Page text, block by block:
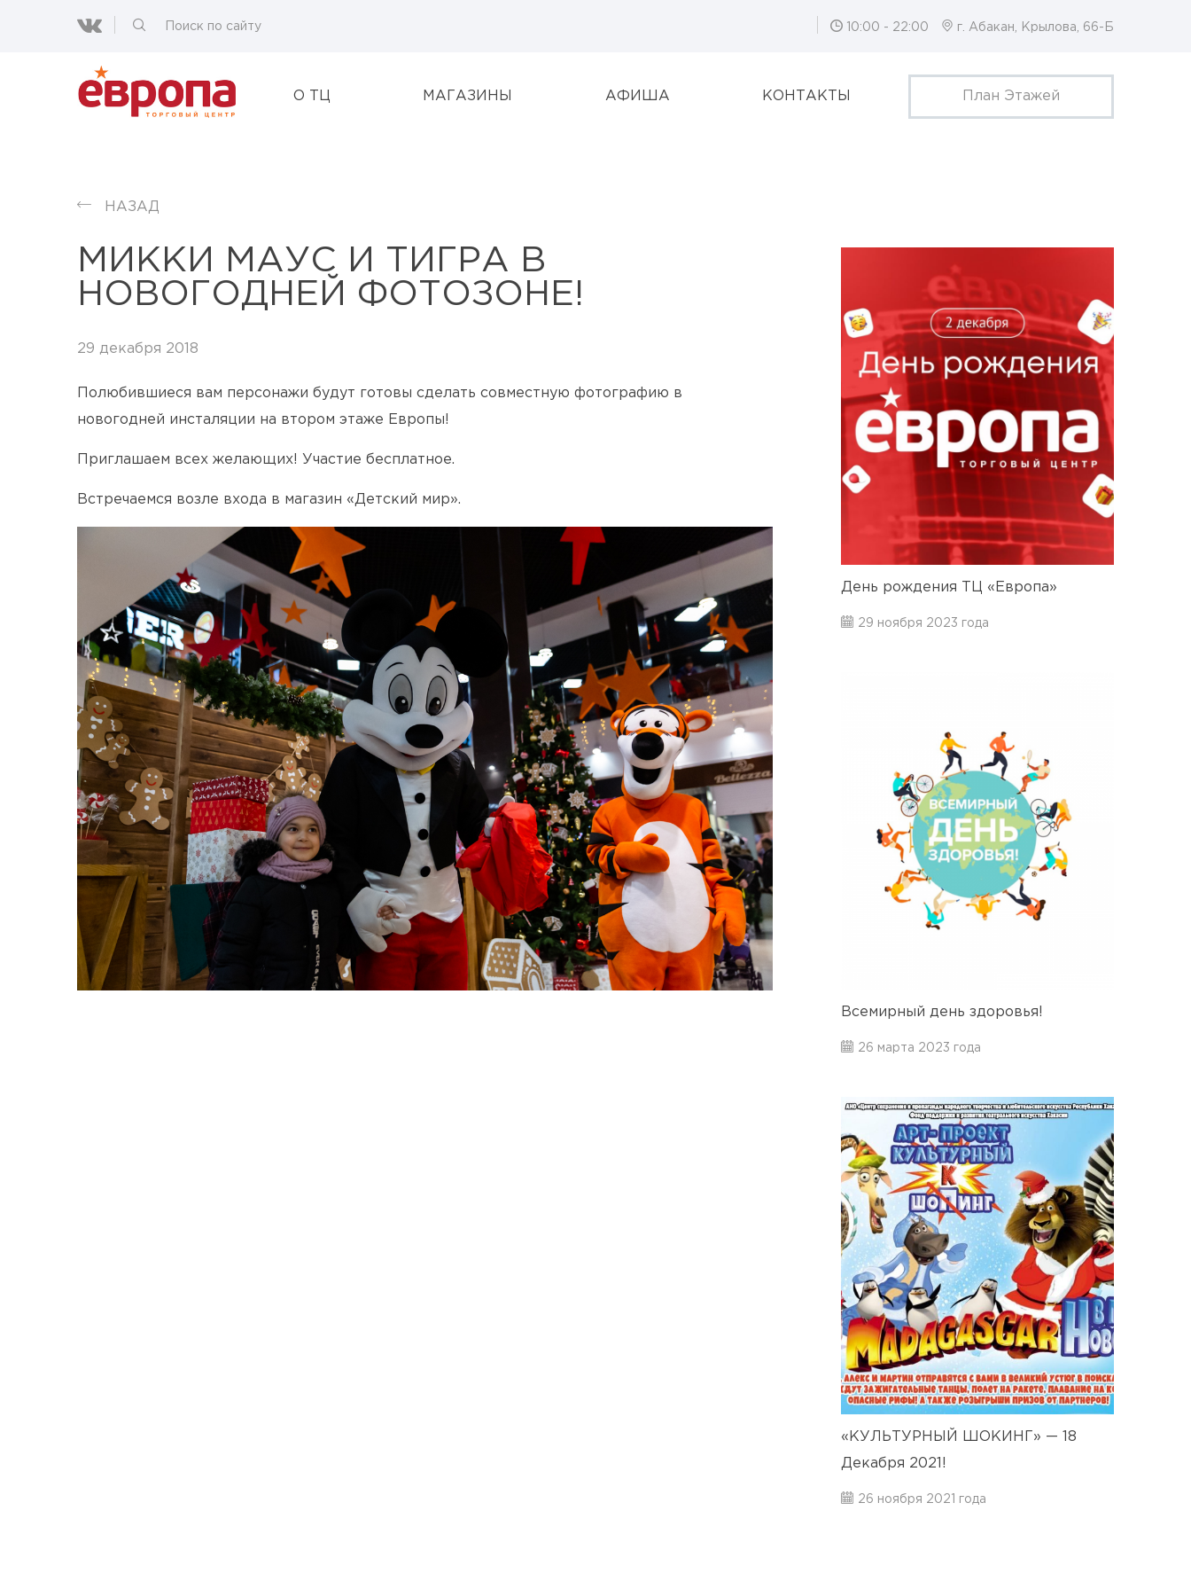
10:00 - 22:00 г. Абакан, Крылова, 66-Б
О ТЦ МАГАЗИНЫ АФИША КОНТАКТЫ План Этажей
НАЗАД
МИККИ МАУС И ТИГРА В
НОВОГОДНЕЙ ФОТОЗОНЕ!
29 декабря 2018
Полюбившиеся вам персонажи будут готовы сделать совместную фотографию в
новогодней инсталяции на втором этаже Европы!
Приглашаем всех желающих! Участие бесплатное.
Встречаемся возле входа в магазин «Детский мир».
День рождения ТЦ «Европа»
29 ноября 2023 года
Всемирный день здоровья!
26 марта 2023 года
«КУЛЬТУРНЫЙ ШОКИНГ» — 18
Декабря 2021!
26 ноября 2021 года